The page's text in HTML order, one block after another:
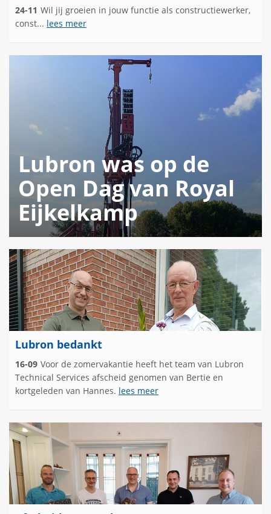
24-11 Wil jij groeien in jouw functie als constructiewerker,
const... lees meer
Lubron was op de
Open Dag van Royal
Eijkelkamp
Lubron bedankt
16-09 Voor de zomervakantie heeft het team van Lubron
Technical Services afscheid genomen van Bertie en
kortgeleden van Hannes. lees meer